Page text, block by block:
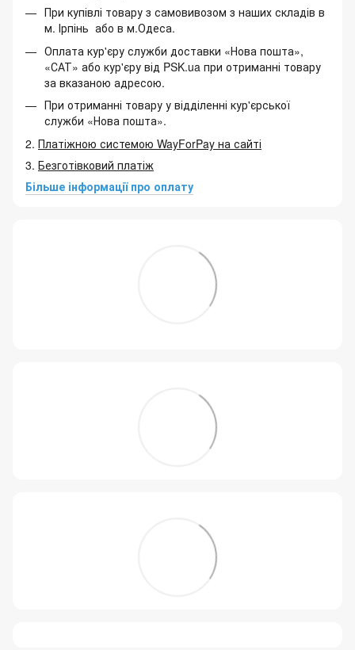
При купівлі товару з самовивозом з наших складів в
м. Ірпінь або в м.Одеса.
Оплата кур'єру служби доставки «Нова пошта»,
«САТ» або кур'єру від PSK.ua при отриманні товару
за вказаною адресою.
При отриманні товару у відділенні кур'єрської
служби «Нова пошта».
2. Платіжною системою WayForPay на сайті
3. Безготівковий платіж
Більше інформації про оплату